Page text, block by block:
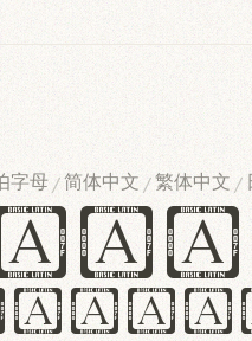
字母 /简体中文 /繁体中文 /